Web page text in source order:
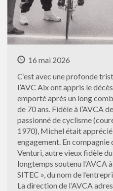
16 mai 2026
C’est avec une profonde
l’AVC Aix ont appris le
emporté après un long
de 70 ans. Fidèle à l’AVCA
passionné de cyclisme
1970), Michel était
engagement. En
Venturi, autre vieux fidèle
longtemps soutenu l’AVCA
SITEC », du nom de
La direction de l’AVCA